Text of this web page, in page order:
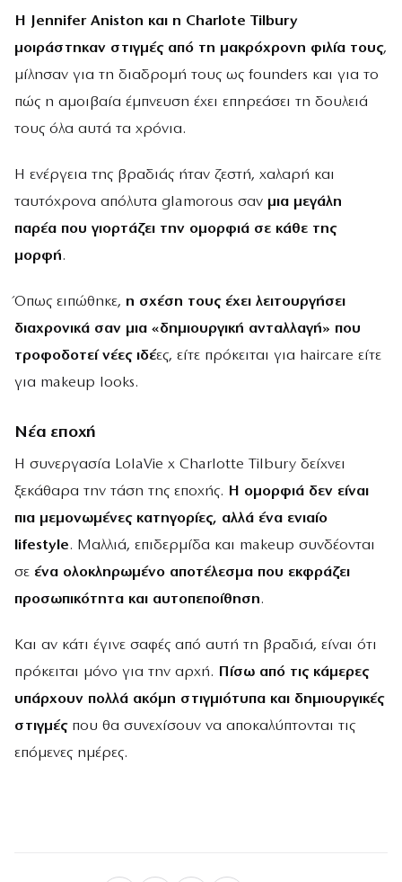
Η Jennifer Aniston και η Charlote Tilbury
μοιράστηκαν στιγμές από τη μακρόχρονη φιλία τους,
μίλησαν για τη διαδρομή τους ως founders και για το
πώς η αμοιβαία έμπνευση έχει επηρεάσει τη δουλειά
τους όλα αυτά τα χρόνια.
Η ενέργεια της βραδιάς ήταν ζεστή, χαλαρή και
ταυτόχρονα απόλυτα glamorous σαν μια μεγάλη
παρέα που γιορτάζει την ομορφιά σε κάθε της
μορφή.
Όπως ειπώθηκε, η σχέση τους έχει λειτουργήσει
διαχρονικά σαν μια «δημιουργική ανταλλαγή» που
τροφοδοτεί νέες ιδέες, είτε πρόκειται για haircare είτε
για makeup looks.
Νέα εποχή
Η συνεργασία LolaVie x Charlotte Tilbury δείχνει
ξεκάθαρα την τάση της εποχής. Η ομορφιά δεν είναι
πια μεμονωμένες κατηγορίες, αλλά ένα ενιαίο
lifestyle. Μαλλιά, επιδερμίδα και makeup συνδέονται
σε ένα ολοκληρωμένο αποτέλεσμα που εκφράζει
προσωπικότητα και αυτοπεποίθηση.
Και αν κάτι έγινε σαφές από αυτή τη βραδιά, είναι ότι
πρόκειται μόνο για την αρχή. Πίσω από τις κάμερες
υπάρχουν πολλά ακόμη στιγμιότυπα και δημιουργικές
στιγμέςπου θα συνεχίσουν να αποκαλύπτονται τις
επόμενες ημέρες.